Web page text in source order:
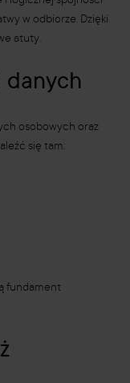
w odbiorze. Dzięki
atuty.
danych
osobowych oraz
się tam:
fundament